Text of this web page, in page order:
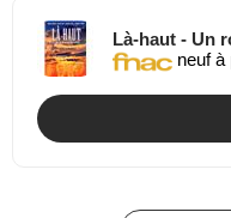
Là-haut - Un
neuf à